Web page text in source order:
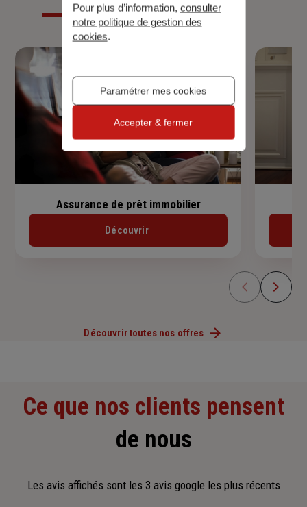
Assurance de prêt immobilier
Découvrir
Découvrir toutes nos offres
Ce que nos clients pensent
de nous
Les avis affichés sont les 3 avis google les plus récents
Pour plus d’information, consulter
notre politique de gestion des
cookies.
Paramétrer mes cookies
Accepter & fermer